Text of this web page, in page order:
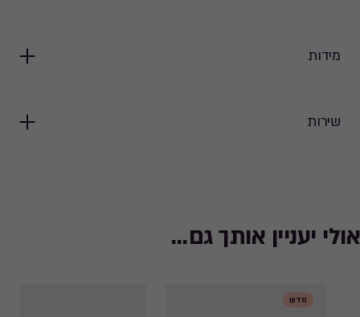
מידות
שירות
אולי יעניין אותך גם...
חדש